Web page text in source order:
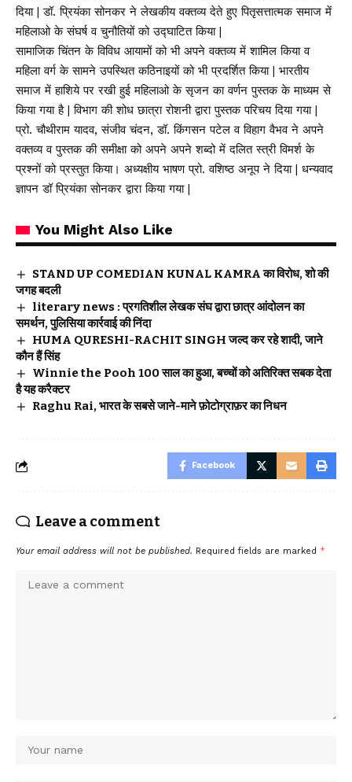
दिया | डॉ. प्रियंका सोनकर ने लेखकीय वक्तव्य देते हुए पितृसत्तात्मक समाज में
महिलाओ के संघर्ष व चुनौतियों को उद्घाटित किया |
सामाजिक चिंतन के विविध आयामों को भी अपने वक्तव्य में शामिल किया व
महिला वर्ग के सामने उपस्थित कठिनाइयों को भी प्रदर्शित किया | भारतीय
समाज में हाशिये पर रखी हुई महिलाओ के सृजन का वर्णन पुस्तक के माध्यम से
किया गया है | विभाग की शोध छात्रा रोशनी द्वारा पुस्तक परिचय दिया गया |
प्रो. चौथीराम यादव, संजीव चंदन, डॉ. किंगसन पटेल व विहाग वैभव ने अपने
वक्तव्य व पुस्तक की समीक्षा को अपने अपने शब्दो में दलित स्त्री विमर्श के
प्रश्नों को प्रस्तुत किया। अध्यक्षीय भाषण प्रो. वशिष्ठ अनूप ने दिया | धन्यवाद
ज्ञापन डॉ प्रियंका सोनकर द्वारा किया गया |
You Might Also Like
STAND UP COMEDIAN KUNAL KAMRA का विरोध, शो की
जगह बदली
literary news : प्रगतिशील लेखक संघ द्वारा छात्र आंदोलन का
समर्थन, पुलिसिया कार्रवाई की निंदा
HUMA QURESHI-RACHIT SINGH जल्द कर रहे शादी, जाने
कौन हैं सिंह
Winnie the Pooh 100 साल का हुआ, बच्चों को अतिरिक्त सबक देता
है यह करैक्टर
Raghu Rai, भारत के सबसे जाने-माने फ़ोटोग्राफ़र का निधन
Facebook
Leave a comment
Your email address will not be published. Required fields are marked *